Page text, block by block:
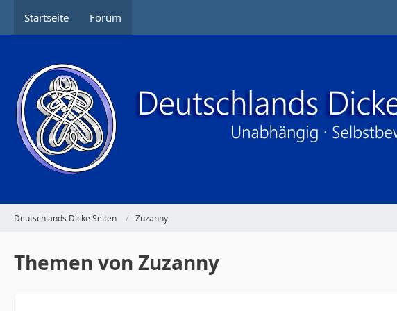
Startseite Forum
Deutschlands Dicke Seiten Zuzanny
Themen von Zuzanny